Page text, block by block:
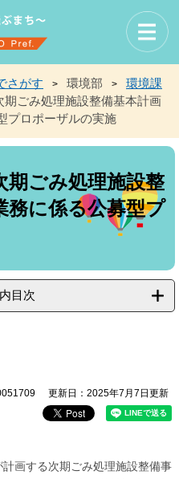
さがす > 環境部 > 環境課
期ごみ処理施設整備基本計画
プロポーザルの実施
期ごみ処理施設整
務に係る公募型プ
目次
更新日：2025年7月7日更新
画する次期ごみ処理施設整備事